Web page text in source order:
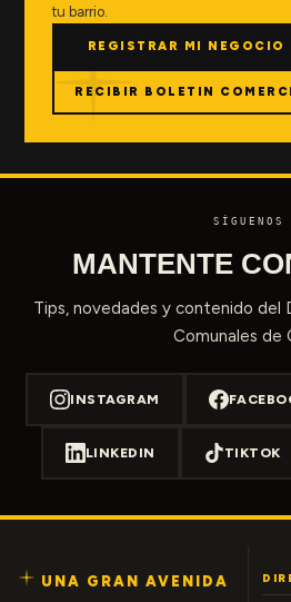
tu barrio.
REGISTRAR MI NEGOCIO
RECIBIR BOLETIN
SÍGUENOS
MANTENTE
Tips, novedades y contenido del
Comunales de
INSTAGRAM
LINKEDIN TIKTOK
UNA GRAN AVENIDA